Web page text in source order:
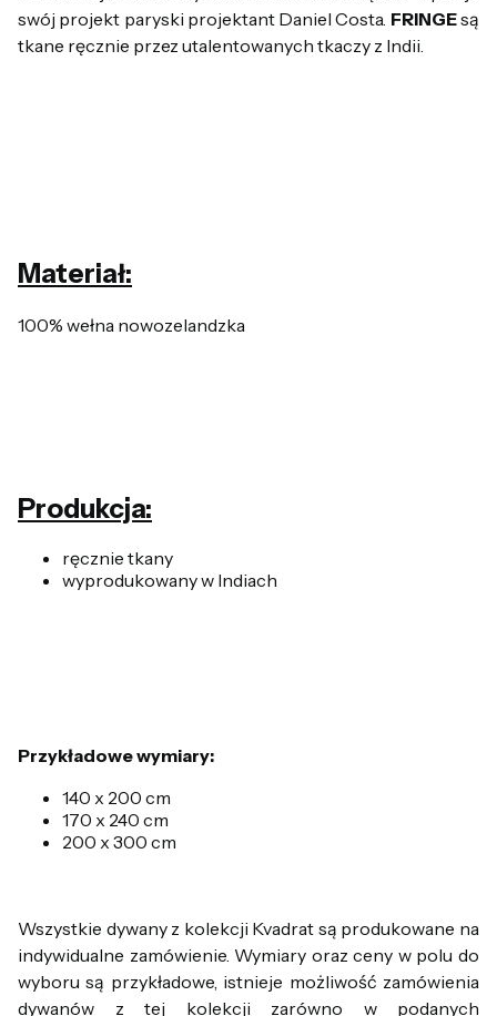
swój projekt paryski projektant Daniel Costa. FRINGEsą
tkane ręcznie przez utalentowanych tkaczy z Indii.
Materiał:
100% wełna nowozelandzka
Produkcja:
ręcznie tkany
wyprodukowany w Indiach
Przykładowe wymiary:
140 x 200 cm
170 x 240 cm
200 x 300 cm
Wszystkie dywany z kolekcji Kvadrat są produkowane na
indywidualne zamówienie. Wymiary oraz ceny w polu do
wyboru są przykładowe, istnieje możliwość zamówienia
dywanów z tej kolekcji zarówno w podanych